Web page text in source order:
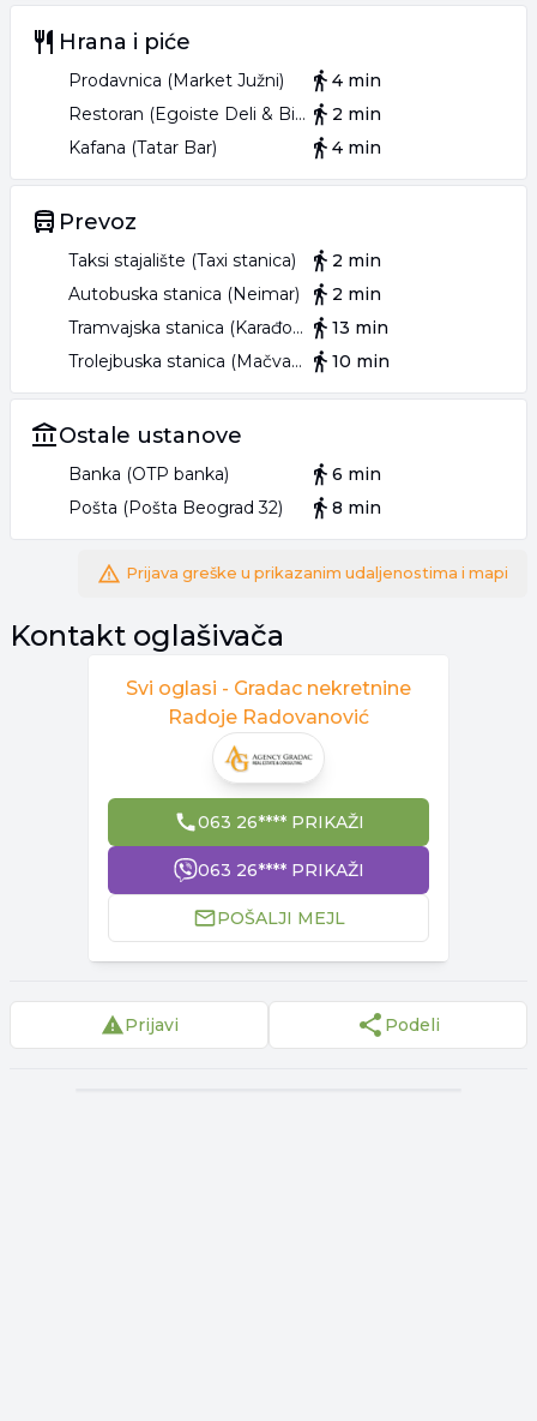
Hrana i piće
Prodavnica (Market Južni)
4 min
Restoran (Egoiste Deli & Bistro)
2 min
Kafana (Tatar Bar)
4 min
Prevoz
Taksi stajalište (Taxi stanica)
2 min
Autobuska stanica (Neimar)
2 min
Tramvajska stanica (Karađorđev Park)
13 min
Trolejbuska stanica (Mačvanska)
10 min
Ostale ustanove
Banka (OTP banka)
6 min
Pošta (Pošta Beograd 32)
8 min
Prijava greške u prikazanim udaljenostima i mapi
Kontakt oglašivača
Svi oglasi - Gradac nekretnine
Radoje Radovanović
063 26**** PRIKAŽI
063 26**** PRIKAŽI
POŠALJI MEJL
Prijavi Podeli